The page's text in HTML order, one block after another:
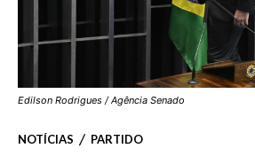
Edilson Rodrigues / Agência Senado
NOTÍCIAS PARTIDO